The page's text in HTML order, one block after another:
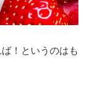
！というのはも